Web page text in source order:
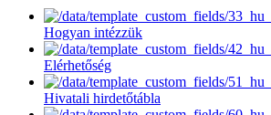
Hogyan intézzük
Elérhetőség
Hivatali hirdetőtábla